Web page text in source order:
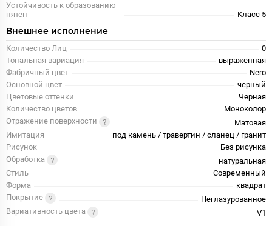
Устойчивость к образованию
пятен
Класс 5
Внешнее исполнение
Количество Лиц
0
Тональная вариация
выраженная
Фабричный цвет
Nero
Основной цвет
черный
Цветовые оттенки
Черная
Количество цветов
Моноколор
Отражение поверхности
Матовая
Имитация
под камень / травертин / сланец / гранит
Рисунок
Без рисунка
Обработка
натуральная
Стиль
Современный
Форма
квадрат
Покрытие
Неглазурованное
Вариативность цвета
V1